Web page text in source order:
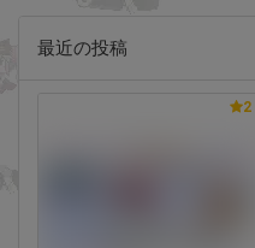
最近の投稿
2